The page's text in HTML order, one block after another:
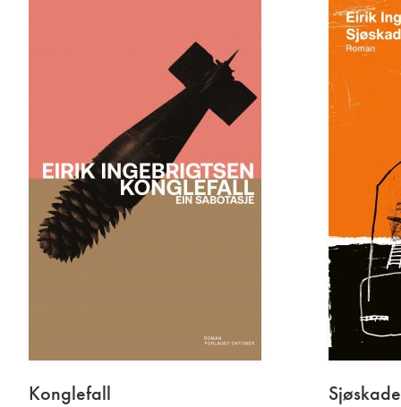
Konglefall Sjøskade